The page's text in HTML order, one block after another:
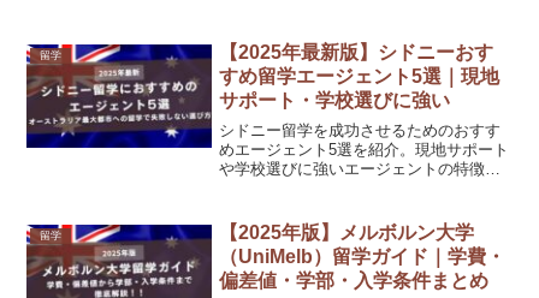
留学
【2025年最新版】シドニーおす
すめ留学エージェント5選｜現地
サポート・学校選びに強い
シドニー留学を成功させるためのおすす
めエージェント5選を紹介。現地サポート
や学校選びに強いエージェントの特徴や
比較し、自分に合った留学準備を始めま
しょう。
留学
【2025年版】メルボルン大学
（UniMelb）留学ガイド｜学費・
偏差値・学部・入学条件まとめ